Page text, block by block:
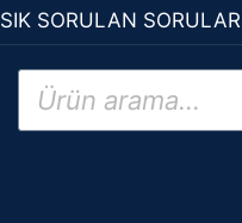
SIK SORULAN SORULAR
Products
search